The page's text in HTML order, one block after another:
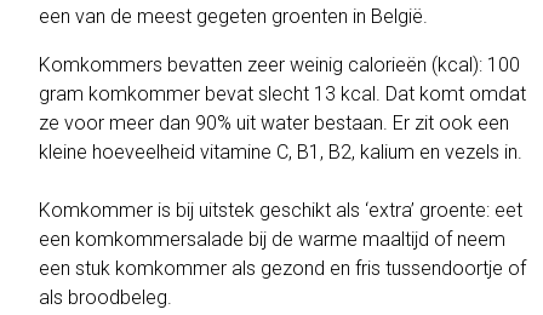
een van de meest gegeten groenten in België.
Komkommers bevatten zeer weinig calorieën (kcal): 100
gram komkommer bevat slecht 13 kcal. Dat komt omdat
ze voor meer dan 90% uit water bestaan. Er zit ook een
kleine hoeveelheid vitamine C, B1, B2, kalium en vezels in.
Komkommer is bij uitstek geschikt als ‘extra’ groente: eet
een komkommersalade bij de warme maaltijd of neem
een stuk komkommer als gezond en fris tussendoortje of
als broodbeleg.